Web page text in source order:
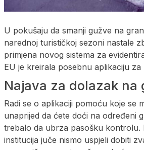
U pokušaju da smanji gužve na
narednoj turističkoj sezoni nastale
primjena novog sistema za
EU je kreirala posebnu aplikaciju
Najava za dolazak na
Radi se o aplikaciji pomoću koje se
unaprijed da ćete doći na određeni
trebalo da ubrza pasošku kontrolu.
institucija juče nismo uspjeli dobiti